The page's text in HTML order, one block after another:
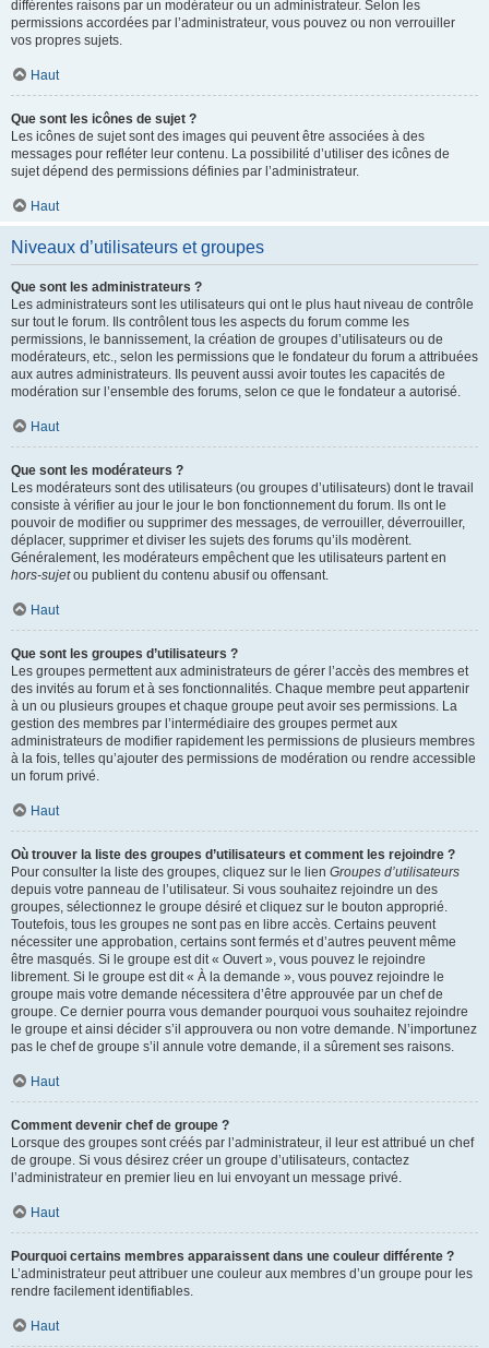
différentes raisons par un modérateur ou un administrateur. Selon les
permissions accordées par l’administrateur, vous pouvez ou non verrouiller
vos propres sujets.
Haut
Que sont les icônes de sujet ?
Les icônes de sujet sont des images qui peuvent être associées à des
messages pour refléter leur contenu. La possibilité d’utiliser des icônes de
sujet dépend des permissions définies par l’administrateur.
Haut
Niveaux d’utilisateurs et groupes
Que sont les administrateurs ?
Les administrateurs sont les utilisateurs qui ont le plus haut niveau de contrôle
sur tout le forum. Ils contrôlent tous les aspects du forum comme les
permissions, le bannissement, la création de groupes d’utilisateurs ou de
modérateurs, etc., selon les permissions que le fondateur du forum a attribuées
aux autres administrateurs. Ils peuvent aussi avoir toutes les capacités de
modération sur l’ensemble des forums, selon ce que le fondateur a autorisé.
Haut
Que sont les modérateurs ?
Les modérateurs sont des utilisateurs (ou groupes d’utilisateurs) dont le travail
consiste à vérifier au jour le jour le bon fonctionnement du forum. Ils ont le
pouvoir de modifier ou supprimer des messages, de verrouiller, déverrouiller,
déplacer, supprimer et diviser les sujets des forums qu’ils modèrent.
Généralement, les modérateurs empêchent que les utilisateurs partent en
hors-sujetou publient du contenu abusif ou offensant.
Haut
Que sont les groupes d’utilisateurs ?
Les groupes permettent aux administrateurs de gérer l’accès des membres et
des invités au forum et à ses fonctionnalités. Chaque membre peut appartenir
à un ou plusieurs groupes et chaque groupe peut avoir ses permissions. La
gestion des membres par l’intermédiaire des groupes permet aux
administrateurs de modifier rapidement les permissions de plusieurs membres
à la fois, telles qu’ajouter des permissions de modération ou rendre accessible
un forum privé.
Haut
Où trouver la liste des groupes d’utilisateurs et comment les rejoindre ?
Pour consulter la liste des groupes, cliquez sur le lien Groupes d’utilisateurs
depuis votre panneau de l’utilisateur. Si vous souhaitez rejoindre un des
groupes, sélectionnez le groupe désiré et cliquez sur le bouton approprié.
Toutefois, tous les groupes ne sont pas en libre accès. Certains peuvent
nécessiter une approbation, certains sont fermés et d’autres peuvent même
être masqués. Si le groupe est dit « Ouvert », vous pouvez le rejoindre
librement. Si le groupe est dit « À la demande », vous pouvez rejoindre le
groupe mais votre demande nécessitera d’être approuvée par un chef de
groupe. Ce dernier pourra vous demander pourquoi vous souhaitez rejoindre
le groupe et ainsi décider s’il approuvera ou non votre demande. N’importunez
pas le chef de groupe s’il annule votre demande, il a sûrement ses raisons.
Haut
Comment devenir chef de groupe ?
Lorsque des groupes sont créés par l’administrateur, il leur est attribué un chef
de groupe. Si vous désirez créer un groupe d’utilisateurs, contactez
l’administrateur en premier lieu en lui envoyant un message privé.
Haut
Pourquoi certains membres apparaissent dans une couleur différente ?
L’administrateur peut attribuer une couleur aux membres d’un groupe pour les
rendre facilement identifiables.
Haut